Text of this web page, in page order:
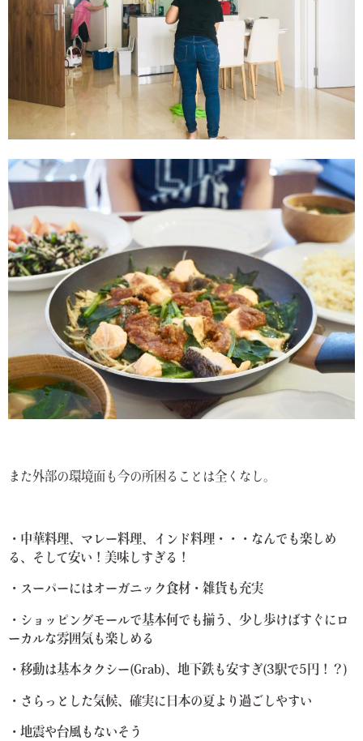
また外部の環境面も今の所困ることは全くなし。
・中華料理、マレー料理、インド料理・・・なんでも楽しめ
る、そして安い！美味しすぎる！
・スーパーにはオーガニック食材・雑貨も充実
・ショッピングモールで基本何でも揃う、少し歩けばすぐにロ
ーカルな雰囲気も楽しめる
・移動は基本タクシー(Grab)、地下鉄も安すぎ(3駅で5円！？)
・さらっとした気候、確実に日本の夏より過ごしやすい
・地震や台風もないそう